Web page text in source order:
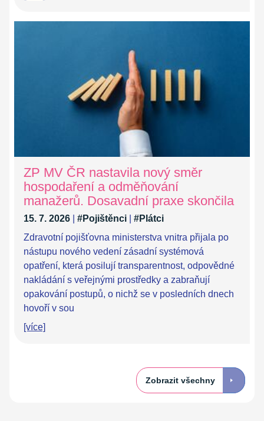
ZP MV ČR nastavila nový směr
hospodaření a odměňování
manažerů. Dosavadní praxe skončila
15. 7. 2026 #Pojištěnci
#Plátci
Zdravotní pojišťovna ministerstva vnitra přijala po
nástupu nového vedení zásadní systémová
opatření, která posilují transparentnost, odpovědné
nakládání s veřejnými prostředky a zabraňují
opakování postupů, o nichž se v posledních dnech
hovoří v sou
[více]
Zobrazit všechny